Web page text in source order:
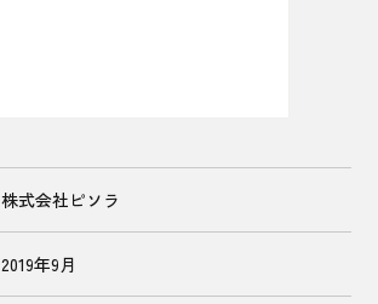
株式会社ピソラ
2019年9月